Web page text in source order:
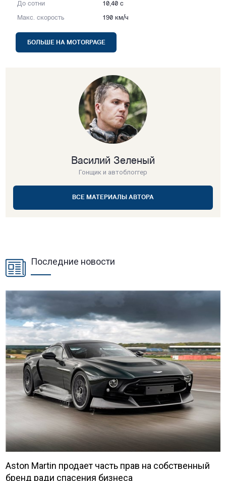
До сотни 10,40 с
Макс. скорость 190 км/ч
БОЛЬШЕ НА MOTORPAGE
Василий Зеленый
Гонщик и автоблоггер
ВСЕ МАТЕРИАЛЫ АВТОРА
Последние новости
Aston Martin продает часть прав на собственный
бренд ради спасения бизнеса